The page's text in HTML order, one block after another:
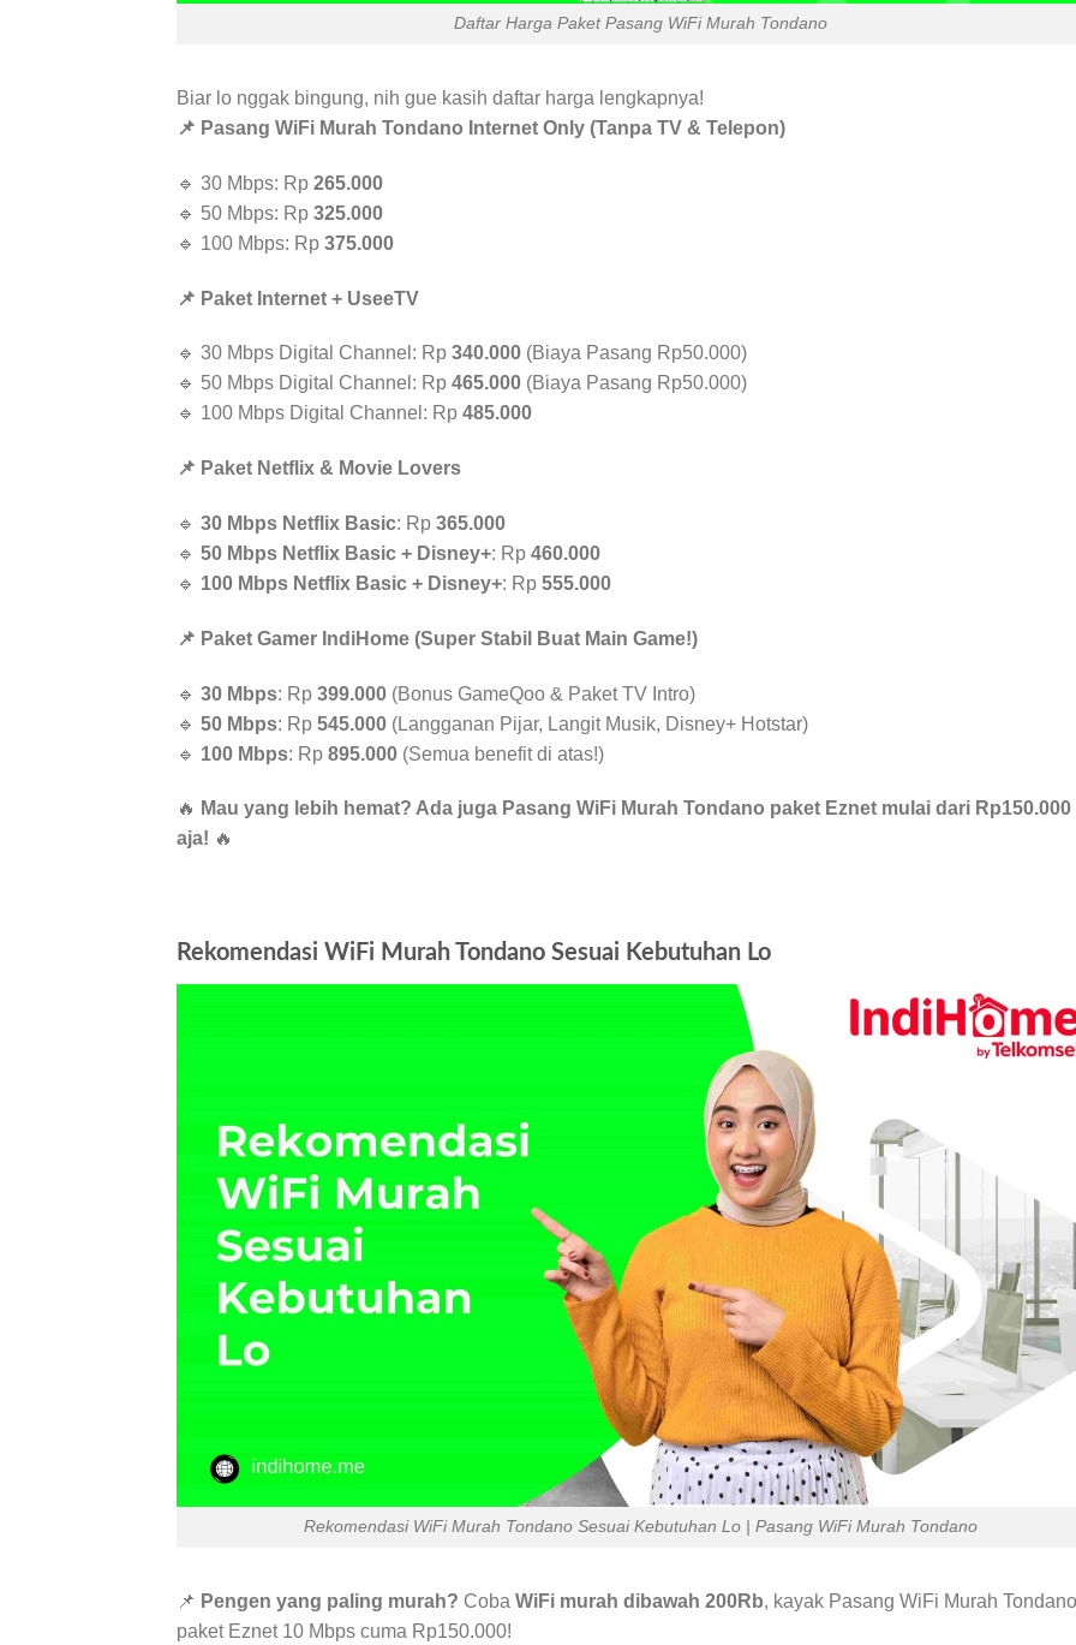
Daftar Harga Paket Pasang WiFi Murah Tondano
Biar lo nggak bingung, nih gue kasih daftar harga lengkapnya!
📌 Pasang WiFi Murah Tondano Internet Only (Tanpa TV & Telepon)
🔹 30 Mbps: Rp 265.000
🔹 50 Mbps: Rp 325.000
🔹 100 Mbps: Rp 375.000
📌 Paket Internet + UseeTV
🔹 30 Mbps Digital Channel: Rp 340.000 (Biaya Pasang Rp50.000)
🔹 50 Mbps Digital Channel: Rp 465.000 (Biaya Pasang Rp50.000)
🔹 100 Mbps Digital Channel: Rp 485.000
📌 Paket Netflix & Movie Lovers
🔹 30 Mbps Netflix Basic: Rp 365.000
🔹 50 Mbps Netflix Basic + Disney+: Rp 460.000
🔹 100 Mbps Netflix Basic + Disney+: Rp 555.000
📌 Paket Gamer IndiHome (Super Stabil Buat Main Game!)
🔹 30 Mbps: Rp 399.000 (Bonus GameQoo & Paket TV Intro)
🔹 50 Mbps: Rp 545.000 (Langganan Pijar, Langit Musik, Disney+ Hotstar)
🔹 100 Mbps: Rp 895.000 (Semua benefit di atas!)
🔥 Mau yang lebih hemat? Ada juga Pasang WiFi Murah Tondano paket Eznet mulai dari Rp150.000
aja! 🔥
Rekomendasi WiFi Murah Tondano Sesuai Kebutuhan Lo
Rekomendasi WiFi Murah Tondano Sesuai Kebutuhan Lo | Pasang WiFi Murah Tondano
📌 Pengen yang paling murah? Coba WiFi murah dibawah 200Rb, kayak Pasang WiFi Murah Tondano
paket Eznet 10 Mbps cuma Rp150.000!